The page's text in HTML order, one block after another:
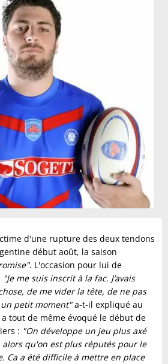
d'une rupture des deux tendons
début août, la saison
. L'occasion pour lui de
"Je me suis inscrit à la fac. J’avais
de me vider la tête, de ne pas
petit moment"a-t-il expliqué au
tout de même évoqué le début de
: "On développe un jeu plus axé
qu'on est plus réputés pour le
Ca a été difficile à mettre en place